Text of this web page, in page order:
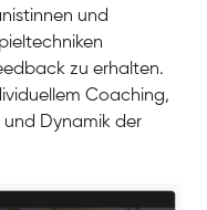
und
zu erhalten.
Coaching,
Dynamik der